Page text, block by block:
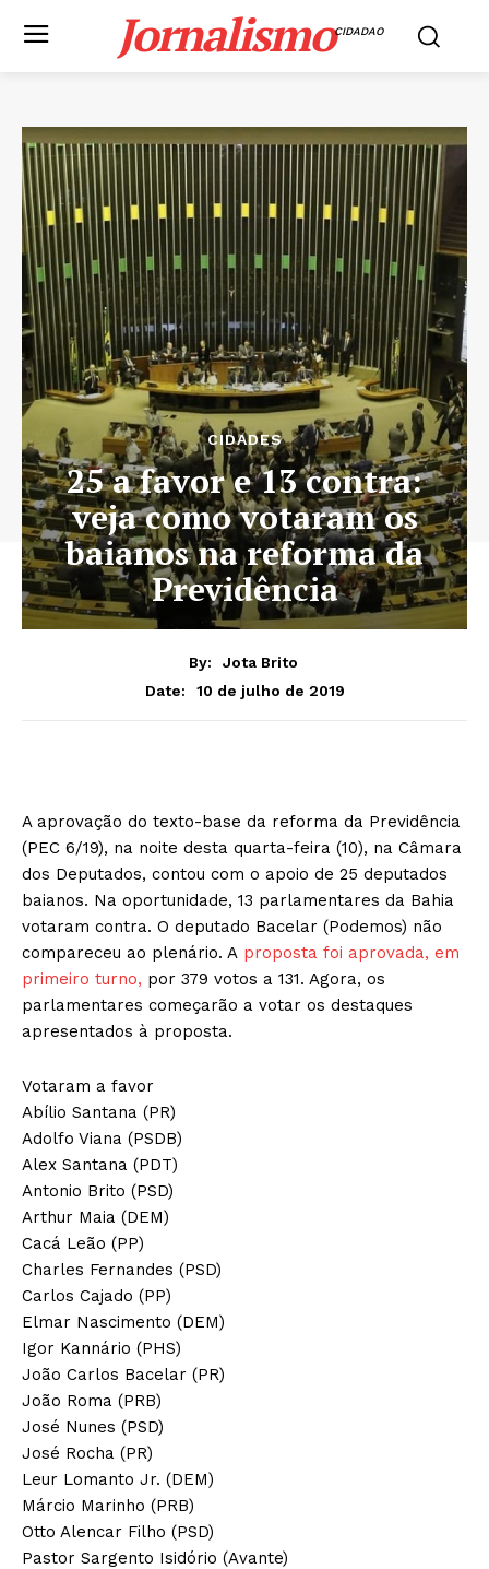
JornalismoCIDADAO
CIDADES
25 a favor e 13 contra:
veja como votaram os
baianos na reforma da
Previdência
By:
Jota Brito
Date:
10 de julho de 2019
A aprovação do texto-base da reforma da Previdência
(PEC 6/19), na noite desta quarta-feira (10), na Câmara
dos Deputados, contou com o apoio de 25 deputados
baianos. Na oportunidade, 13 parlamentares da Bahia
votaram contra. O deputado Bacelar (Podemos) não
compareceu ao plenário. A proposta foi aprovada, em
primeiro turno, por 379 votos a 131. Agora, os
parlamentares começarão a votar os destaques
apresentados à proposta.
Votaram a favor
Abílio Santana (PR)
Adolfo Viana (PSDB)
Alex Santana (PDT)
Antonio Brito (PSD)
Arthur Maia (DEM)
Cacá Leão (PP)
Charles Fernandes (PSD)
Carlos Cajado (PP)
Elmar Nascimento (DEM)
Igor Kannário (PHS)
João Carlos Bacelar (PR)
João Roma (PRB)
José Nunes (PSD)
José Rocha (PR)
Leur Lomanto Jr. (DEM)
Márcio Marinho (PRB)
Otto Alencar Filho (PSD)
Pastor Sargento Isidório (Avante)